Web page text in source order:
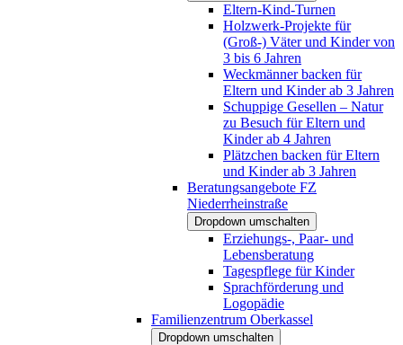
Eltern-Kind-Turnen
Holzwerk-Projekte für
(Groß-) Väter und Kinder von
3 bis 6 Jahren
Weckmänner backen für
Eltern und Kinder ab 3 Jahren
Schuppige Gesellen – Natur
zu Besuch für Eltern und
Kinder ab 4 Jahren
Plätzchen backen für Eltern
und Kinder ab 3 Jahren
Beratungsangebote FZ
Niederrheinstraße
Dropdown umschalten
Erziehungs-, Paar- und
Lebensberatung
Tagespflege für Kinder
Sprachförderung und
Logopädie
Familienzentrum Oberkassel
Dropdown umschalten